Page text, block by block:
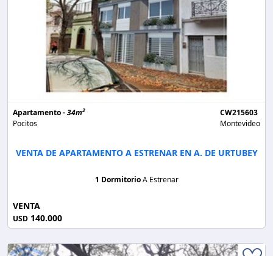
Apartamento -34m2
Pocitos
CW215603
Montevideo
VENTA DE APARTAMENTO A ESTRENAR EN A. DE URTUBEY
1 DormitorioA Estrenar
VENTA
USD 140.000